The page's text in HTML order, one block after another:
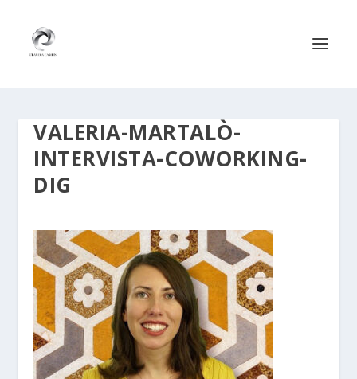
VALERIA-MARTALÒ-
INTERVISTA-COWORKING-
DIG